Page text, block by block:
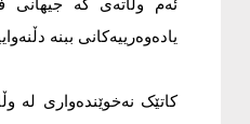
ئەم وڵاتەی کە جیهانی
یادەوەرییەکانی ببنە
کاتێک نەخوێندەواری لە